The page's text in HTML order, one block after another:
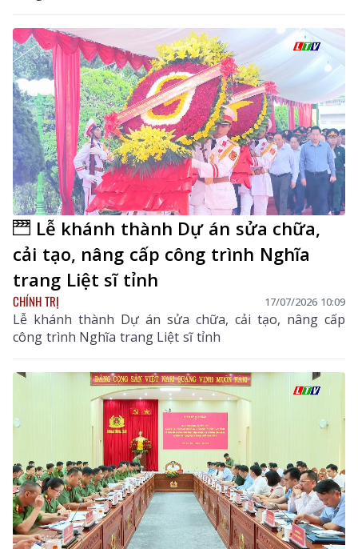
Lễ khánh thành Dự án sửa chữa,
cải tạo, nâng cấp công trình Nghĩa
trang Liệt sĩ tỉnh
CHÍNH TRỊ 17/07/2026 10:09
Lễ khánh thành Dự án sửa chữa, cải tạo, nâng cấp
công trình Nghĩa trang Liệt sĩ tỉnh